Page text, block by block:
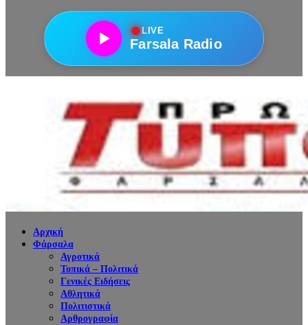
●LIVE
Farsala Radio
Αρχική
Φάρσαλα
Αγροτικά
Τοπικά – Πολιτικά
Γενικές Ειδήσεις
Αθλητικά
Πολιτιστικά
Αρθρογραφία